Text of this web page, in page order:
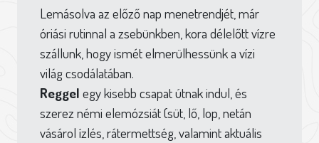
Lemásolva az előző nap menetrendjét, már
óriási rutinnal a zsebünkben, kora délelőtt vízre
szállunk, hogy ismét elmerülhessünk a vízi
világ csodálatában.
Reggel egy kisebb csapat útnak indul, és
szerez némi elemózsiát (süt, lő, lop, netán
vásárol ízlés, rátermettség, valamint aktuális